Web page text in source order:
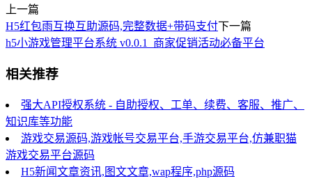
上一篇
H5红包雨互换互助源码,完整数据+带码支付下一篇
h5小游戏管理平台系统 v0.0.1_商家促销活动必备平台
相关推荐
强大API授权系统 - 自助授权、工单、续费、客服、推广、
知识库等功能
游戏交易源码,游戏帐号交易平台,手游交易平台,仿兼职猫
游戏交易平台源码
H5新闻文章资讯,图文文章,wap程序,php源码